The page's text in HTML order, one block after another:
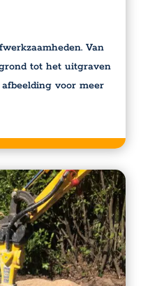
Van
tot het uitgraven
voor meer